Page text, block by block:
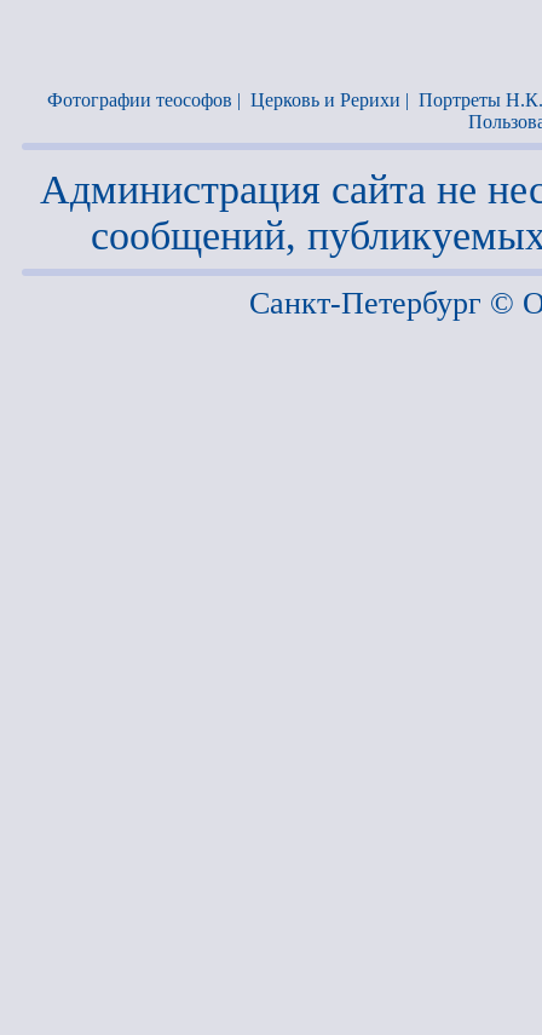
Фотографии теософов | Церковь и Рерихи | Портреты
Администрация сайта не
сообщений,
Санкт-Петербург